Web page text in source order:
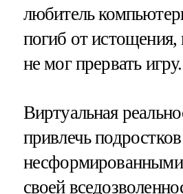
любитель
погиб от
не мог прервать игру.
Виртуальная
привлечь
своей